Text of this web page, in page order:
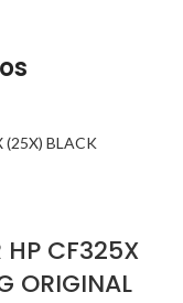
HP CF325X
ORIGINAL